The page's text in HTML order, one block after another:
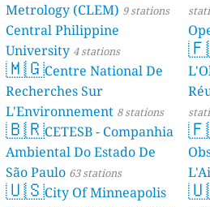
Metrology (CLEM) 9 stations
Central Philippine
University 4 stations
🇲🇬Centre National De
Recherches Sur
L'Environnement 8 stations
🇧🇷CETESB - Companhia
Ambiental Do Estado De
São Paulo 63 stations
🇺🇸City Of Minneapolis